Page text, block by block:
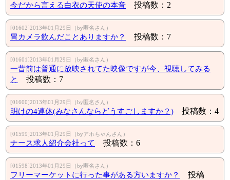
今だから言える白衣の天使の本音 投稿数：2
[01602]2013年01月29日（by匿名さん）
胃カメラ飲んだことありますか？ 投稿数：7
[01601]2013年01月29日（by匿名さん）
一昔前は普通に放映されてた映像ですが今、視聴してみる
と
投稿数：7
[01600]2013年01月29日（by匿名さん）
明けの4連休(みなさんならどうすごしますか？) 投稿数：4
[01599]2013年01月29日（byアホちゃんさん）
ナース求人紹介会社って 投稿数：6
[01598]2013年01月29日（by匿名さん）
フリーマーケットに行った事がある方いますか？
投稿